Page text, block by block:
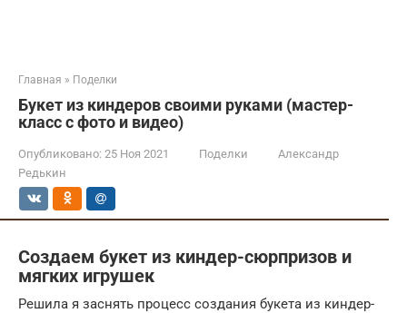
Главная » Поделки
Букет из киндеров своими руками (мастер-
класс с фото и видео)
Опубликовано: 25 Ноя 2021 Поделки
Александр
Редькин
Создаем букет из киндер-сюрпризов и
мягких игрушек
Решила я заснять процесс создания букета из киндер-